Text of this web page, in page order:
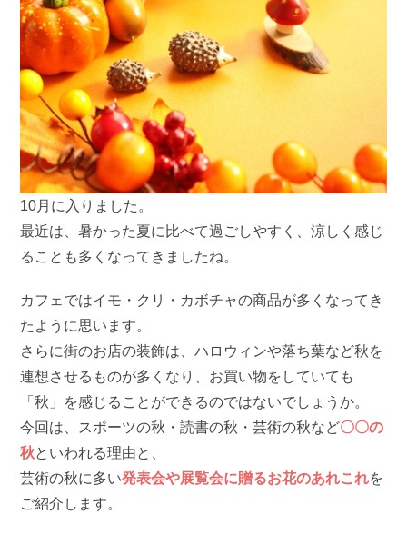
10月に入りました。
最近は、暑かった夏に比べて過ごしやすく、涼しく感じ
ることも多くなってきましたね。
カフェではイモ・クリ・カボチャの商品が多くなってき
たように思います。
さらに街のお店の装飾は、ハロウィンや落ち葉など秋を
連想させるものが多くなり、お買い物をしていても
「秋」を感じることができるのではないでしょうか。
今回は、スポーツの秋・読書の秋・芸術の秋など〇〇の
秋といわれる理由と、
芸術の秋に多い発表会や展覧会に贈るお花のあれこれを
ご紹介します。